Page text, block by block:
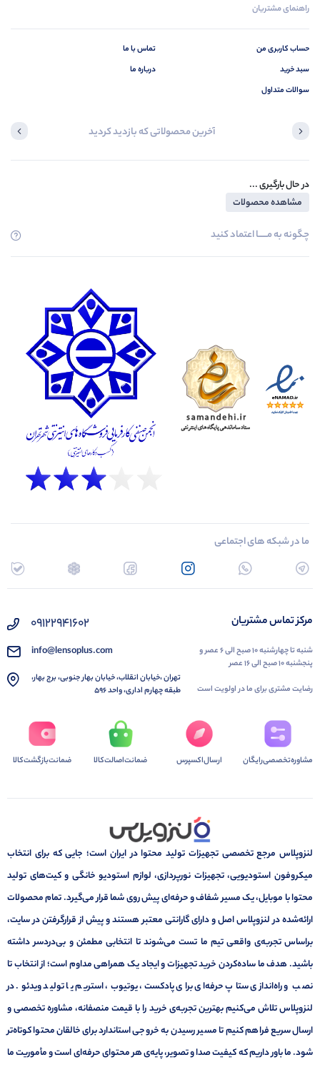
راهنمای مشتریان
حساب کاربری من
سبد خرید
سوالات متداول
تماس با ما
درباره ما
آخرین محصولاتی که بازدید کردید
در حال بارگیری ...
مشاهده محصولات
چگونه به مــــــا اعتماد کنید
ما در شبکه های اجتماعی
مرکز تماس مشتریان
شنبه تا چهارشنبه ۱۰ صبح الی ۶ عصر و
پنجشنبه ۱۰ صبح الی ۱۶ عصر
رضایت مشتری برای ما در اولویت است
۰۹۱۲۲۹۴۱۶۰۲
info@lensoplus.com
تهران ،خیابان انقلاب، خیابان بهار جنوبی، برج بهار،
طبقه چهارم اداری، واحد ۵۹۶
مشاوره‌تخصصی‌رایگان ارسال‌اکسپرس ضمانت‌اصالت‌کالا ضمانت‌بازگشت‌کالا
لنزوپلاس مرجع تخصصی تجهیزات تولید محتوا در ایران است؛ جایی که برای انتخاب
میکروفون استودیویی، تجهیزات نورپردازی، لوازم استودیو خانگی و کیت‌های تولید
محتوا با موبایل، یک مسیر شفاف و حرفه‌ای پیش روی شما قرار می‌گیرد. تمام محصولات
ارائه‌شده در لنزوپلاس اصل و دارای گارانتی معتبر هستند و پیش از قرارگرفتن در سایت،
براساس تجربه‌ی واقعی تیم ما تست می‌شوند تا انتخابی مطمئن و بی‌دردسر داشته
باشید. هدف ما ساده‌کردن خرید تجهیزات و ایجاد یک همراهی مداوم است؛ از انتخاب تا
نصب و راه‌اندازی ستاپ حرفه‌ای برای پادکست، یوتیوب، استریم یا تولید ویدئو. در
لنزوپلاس تلاش می‌کنیم بهترین تجربه‌ی خرید را با قیمت منصفانه، مشاوره تخصصی و
ارسال سریع فراهم کنیم تا مسیر رسیدن به خروجی استاندارد برای خالقان محتوا کوتاه‌تر
شود. ما باور داریم که کیفیت صدا و تصویر، پایه‌ی هر محتوای حرفه‌ای است و مأموریت ما